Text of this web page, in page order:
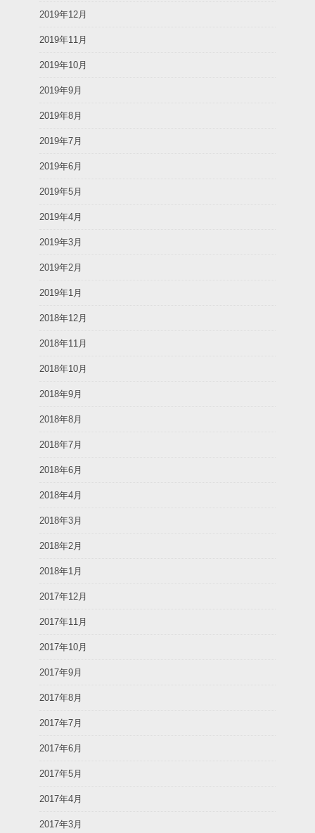
2019年12月
2019年11月
2019年10月
2019年9月
2019年8月
2019年7月
2019年6月
2019年5月
2019年4月
2019年3月
2019年2月
2019年1月
2018年12月
2018年11月
2018年10月
2018年9月
2018年8月
2018年7月
2018年6月
2018年4月
2018年3月
2018年2月
2018年1月
2017年12月
2017年11月
2017年10月
2017年9月
2017年8月
2017年7月
2017年6月
2017年5月
2017年4月
2017年3月